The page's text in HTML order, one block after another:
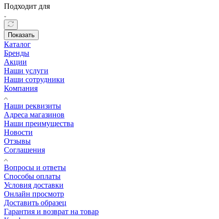
Подходит для
Показать
Каталог
Бренды
Акции
Наши услуги
Наши сотрудники
Компания
Наши реквизиты
Адреса магазинов
Наши преимущества
Новости
Отзывы
Соглашения
Вопросы и ответы
Способы оплаты
Условия доставки
Онлайн просмотр
Доставить образец
Гарантия и возврат на товар